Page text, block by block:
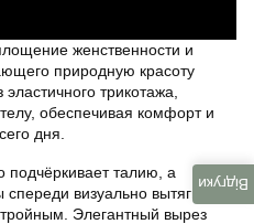
женственности и
природную красоту
трикотажа,
обеспечивая комфорт и
дня.
подчёркивает талию, а
визуально вытягивают
Элегантный вырез
Відгуки